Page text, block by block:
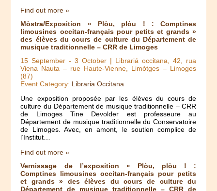
Find out more »
Mòstra/Exposition « Plòu, plòu ! : Comptines
limousines occitan-français pour petits et grands »
des élèves du cours de culture du Département de
musique traditionnelle – CRR de Limoges
15 September -3 October | Librariá occitana, 42, rua
Viena Nauta – rue Haute-Vienne, Limòtges – Limoges
(87)
Event Category: Libraria Occitana
Une exposition proposée par les élèves du cours de
culture du Département de musique traditionnelle – CRR
de Limoges Tine Devolder est professeure au
Département de musique traditionnelle du Conservatoire
de Limoges. Avec, en amont, le soutien complice de
l’Institut…
Find out more »
Vernissage de l’exposition « Plòu, plòu ! :
Comptines limousines occitan-français pour petits
et grands » des élèves du cours de culture du
Département de musique traditionnelle – CRR de